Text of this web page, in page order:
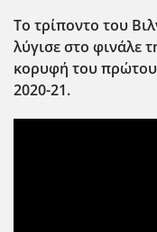
Το τρίποντο του
λύγισε στο φινάλε
κορυφή του πρώτου
2020-21.